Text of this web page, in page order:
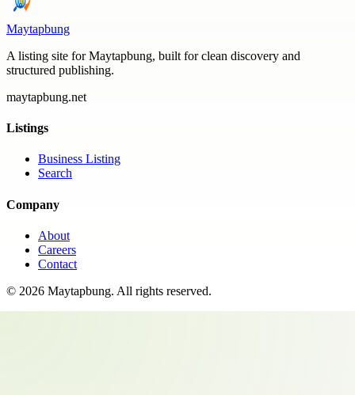
Maytapbung
A listing site for Maytapbung, built for clean discovery and
structured publishing.
maytapbung.net
Listings
Business Listing
Search
Company
About
Careers
Contact
© 2026 Maytapbung. All rights reserved.